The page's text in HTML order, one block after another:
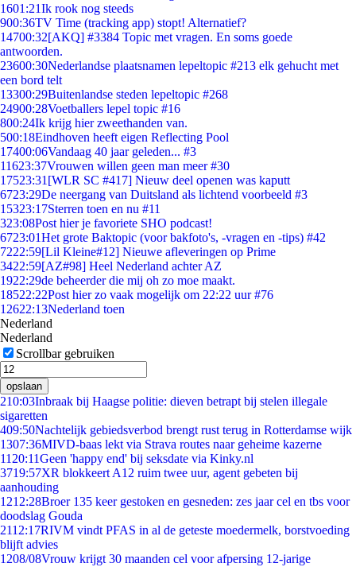
1601:21Ik rook nog steeds
900:36TV Time (tracking app) stopt! Alternatief?
14700:32[AKQ] #3384 Topic met vragen. En soms goede
antwoorden.
23600:30Nederlandse plaatsnamen lepeltopic #213 elk gehucht met
een bord telt
13300:29Buitenlandse steden lepeltopic #268
24900:28Voetballers lepel topic #16
800:24Ik krijg hier zweethanden van.
500:18Eindhoven heeft eigen Reflecting Pool
17400:06Vandaag 40 jaar geleden... #3
11623:37Vrouwen willen geen man meer #30
17523:31 [WLR SC #417] Nieuw deel openen was kaputt
6723:29De neergang van Duitsland als lichtend voorbeeld #3
15323:17Sterren toen en nu #11
323:08Post hier je favoriete SHO podcast!
6723:01Het grote Baktopic (voor bakfoto's, -vragen en -tips) #42
7222:59[Lil Kleine#12] Nieuwe afleveringen op Prime
3422:59[AZ#98] Heel Nederland achter AZ
1922:29de beheerder die mij oh zo moe maakt.
18522:22Post hier zo vaak mogelijk om 22:22 uur #76
12622:13Nederland toen
Nederland
Nederland
Scrollbar gebruiken
opslaan
210:03Inbraak bij Haagse politie: dieven betrapt bij stelen illegale
sigaretten
409:50Nachtelijk gebiedsverbod brengt rust terug in Rotterdamse wijk
1307:36MIVD-baas lekt via Strava routes naar geheime kazerne
11 20:11Geen 'happy end' bij seksdate via Kinky.nl
3719:57XR blokkeert A12 ruim twee uur, agent gebeten bij
aanhouding
1212:28Broer 135 keer gestoken en gesneden: zes jaar cel en tbs voor
doodslag Gouda
2112:17RIVM vindt PFAS in al de geteste moedermelk, borstvoeding
blijft advies
1208/08Vrouw krijgt 30 maanden cel voor afpersing 12-jarige